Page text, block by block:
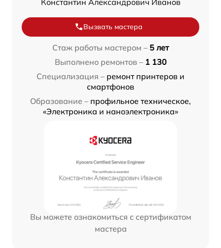
Вызвать мастера
Стаж работы мастером – 5 лет
Выполнено ремонтов – 1 130
Специализация – ремонт принтеров и
смартфонов
Образование – профильное техническое,
«Электроника и наноэлектроника»
Вы можете ознакомиться с сертификатом
мастера